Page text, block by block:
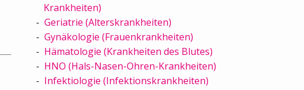
Krankheiten)
Geriatrie (Alterskrankheiten)
Gynäkologie (Frauenkrankheiten)
Hämatologie (Krankheiten des Blutes)
HNO (Hals-Nasen-Ohren-Krankheiten)
Infektiologie (Infektionskrankheiten)